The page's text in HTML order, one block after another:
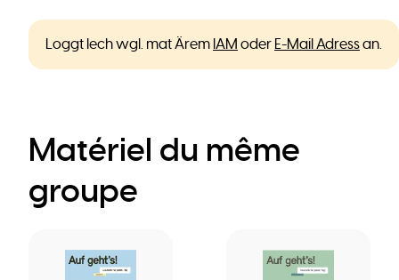
Loggt Iech wgl. mat Ärem IAM oder E-Mail Adressan.
Matériel du même
groupe